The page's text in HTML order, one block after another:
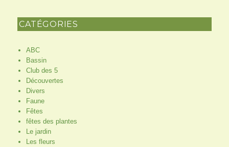
CATÉGORIES
ABC
Bassin
Club des 5
Découvertes
Divers
Faune
Fêtes
fêtes des plantes
Le jardin
Les fleurs